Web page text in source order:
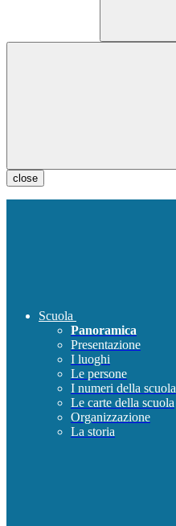
close
Scuola
Panoramica
Presentazione
I luoghi
Le persone
I numeri della scuola
Le carte della scuola
Organizzazione
La storia